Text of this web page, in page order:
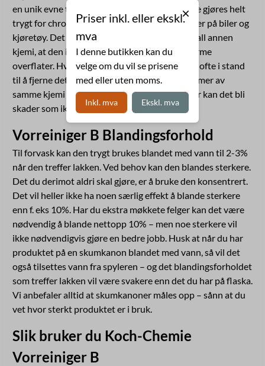
en unik evne til å rengjøre overflater – og dette gjøres helt
trygt for chrome og andre materialer man finner på biler og
kjøretøy. Det er dog viktig å huske – som med all annen
kjemi, at den ikke skal påføres i sollys og på varme
overflater. Hvis uhellet skulle være ute er man ofte i stand
til å fjerne det som har tørket inn ved å påføre mer av
samme kjemi (likt løser likt), men i noen tilfeller kan det bli
skader som ikke lar seg enkelt fikse.
Vorreiniger B Blandingsforhold
Til forvask kan den trygt brukes blandet med vann til 2-3%
når den treffer lakken. Ved behov kan den blandes sterkere.
Det du derimot aldri skal gjøre, er å bruke den konsentrert.
Det vil heller ikke ha noen særlig effekt å blande sterkere
enn f. eks 10%. Har du ekstra møkkete felger kan det være
nødvendig å blande nettopp 10% – men noe sterkere vil
ikke nødvendigvis gjøre en bedre jobb. Husk at når du har
produktet på en skumkanon blandet med vann, så vil det
også tilsettes vann fra spyleren – og det blandingsforholdet
som treffer lakken vil være svakere enn det du har på flaska.
Vi anbefaler alltid at skumkanoner måles opp – sånn at du
vet hvor sterkt produktet er i bruk.
Slik bruker du Koch-Chemie
Vorreiniger B
Priser inkl. eller ekskl.
mva
I denne butikken kan du
velge om du vil se prisene
med eller uten moms.
Inkl. mva Ekskl. mva